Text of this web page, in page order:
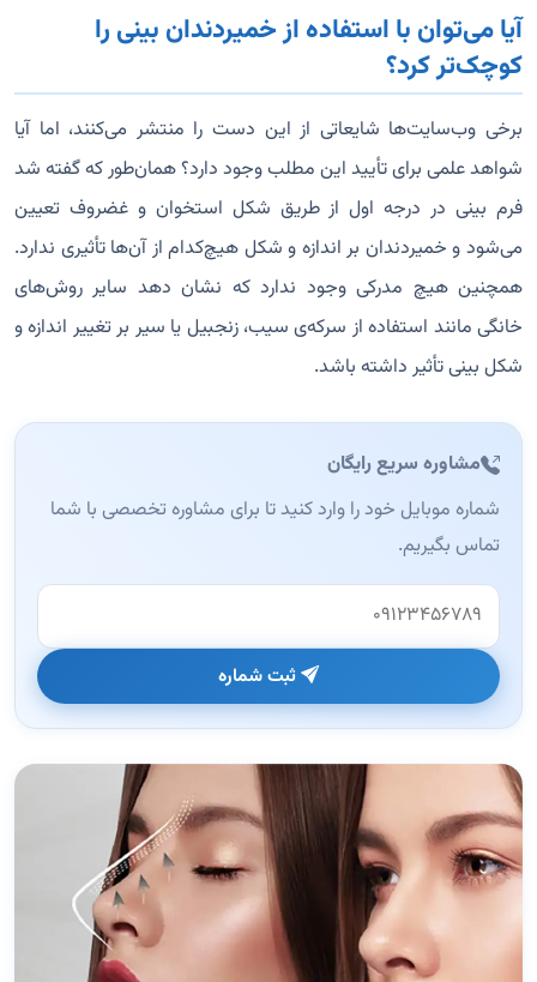
آیا می‌توان با استفاده از خمیردندان بینی را
کوچک‌تر کرد؟
برخی وب‌سایت‌ها شایعاتی از این دست را منتشر می‌کنند، اما آیا
شواهد علمی برای تأیید این مطلب وجود دارد؟ همان‌طور که گفته شد
فرم بینی در درجه اول از طریق شکل استخوان و غضروف تعیین
می‌شود و خمیردندان بر اندازه و شکل هیچ‌کدام از آن‌ها تأثیری ندارد.
همچنین هیچ مدرکی وجود ندارد که نشان دهد سایر روش‌های
خانگی مانند استفاده از سرکه‌ی سیب، زنجبیل یا سیر بر تغییر اندازه و
شکل بینی تأثیر داشته باشد.
مشاوره سریع رایگان
شماره موبایل خود را وارد کنید تا برای مشاوره تخصصی با شما
تماس بگیریم.
وب‌سایت (این فیلد را خالی بگذارید)
ثبت شماره